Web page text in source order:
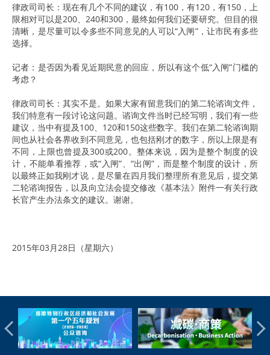
律政司司长：现在有几个不同的建议，有100，有120，有150，上
限相对可以是200、240和300，最终如何我们还要研究。但目的很
清晰，是尽量可以令多些不同意见的人可以“入闸”，让市民有多些
选择。
记者：是否因为看见近期民意的回应，所以有这个低“入闸”门槛的
考虑？
律政司司长：其实不是。如果大家有留意我们的第二轮谘询文件，
我们特意有一段讨论这问题。谘询文件当时已经写明，我们有一些
建议，当中有提及100、120和150这些数字。我们在第二轮谘询期
间也从社会各界收到不同意见，也包括刚才的数字，所以上限是有
不同，上限也曾提及300或200。整体来说，因为是整个制度的设
计，不能单看推荐，或“入闸”、“出闸”，而是整个制度的设计，所
以最终正如我刚才说，是尽量在四月我们整理所有意见后，提交第
二轮谘询报告，以及向立法会提交修改《基本法》附件一有关行政
长官产生办法条文的建议。谢谢。
2015年03月28日（星期六）